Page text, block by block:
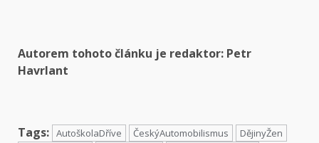
Autorem tohoto článku je redaktor: Petr
Havrlant
Tags: AutoškolaDříve ČeskýAutomobilismus
DějinyŽen